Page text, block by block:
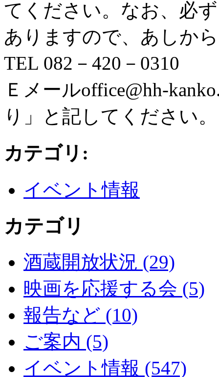
てください。なお、必
ありますので、あしか
TEL 082－420－0310
Ｅメールoffice@hh-
り」と記してください。
カテゴリ :
イベント情報
カテゴリ
酒蔵開放状況 (29)
映画を応援する会 (5)
報告など (10)
ご案内 (5)
イベント情報 (547)